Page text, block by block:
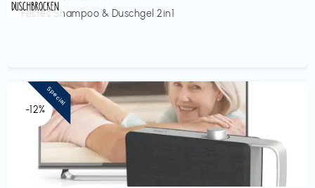
Festes Shampoo & Duschgel 2in1
-12%
Special